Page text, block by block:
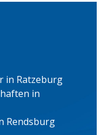
in Ratzeburg
in
Rendsburg